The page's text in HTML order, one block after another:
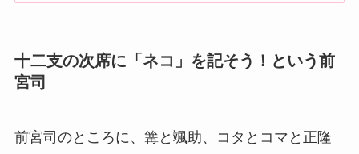
十二支の次席に「ネコ」を記そう！という前
宮司
前宮司のところに、篝と颯助、コタとコマと正隆